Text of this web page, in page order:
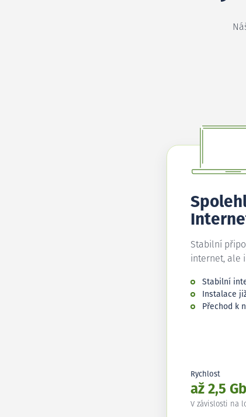
Stabilní
internet, ale
Stabilní
Instalace
Přechod k
Rychlost
až 2,5
V závislosti na